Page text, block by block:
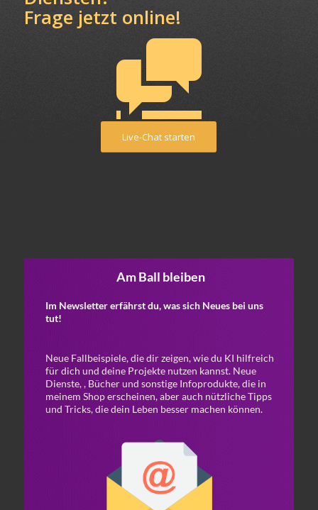
Frage jetzt online!
Live-Chat starten